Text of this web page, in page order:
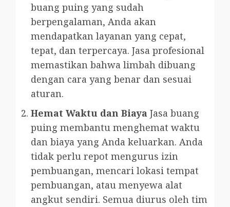
buang puing yang sudah
berpengalaman, Anda akan
mendapatkan layanan yang cepat,
tepat, dan terpercaya. Jasa profesional
memastikan bahwa limbah dibuang
dengan cara yang benar dan sesuai
aturan.
Hemat Waktu dan Biaya Jasa buang
puing membantu menghemat waktu
dan biaya yang Anda keluarkan. Anda
tidak perlu repot mengurus izin
pembuangan, mencari lokasi tempat
pembuangan, atau menyewa alat
angkut sendiri. Semua diurus oleh tim